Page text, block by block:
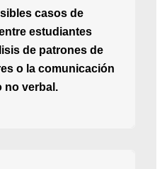
casos de
estudiantes
de patrones de
o la comunicación
no verbal.